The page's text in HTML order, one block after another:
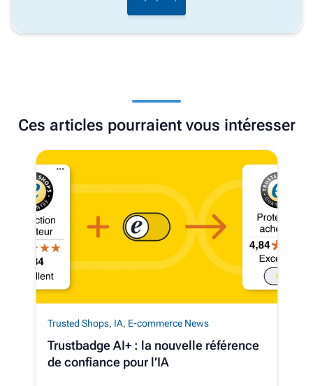
Ces articles pourraient vous intéresser
Trusted Shops, IA, E-commerce News
Trustbadge AI+ : la nouvelle référence
de confiance pour l’IA